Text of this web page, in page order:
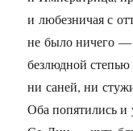
и любезничая с
не было ничего —
безлюдной
ни саней, ни
Оба попятились и